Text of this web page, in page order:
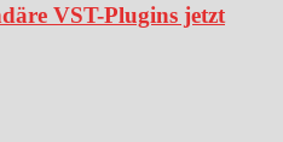
VST-Plugins jetzt